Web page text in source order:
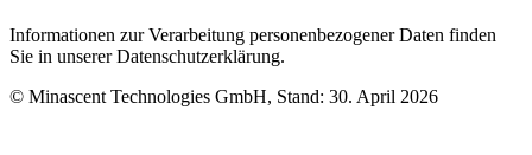
Informationen zur Verarbeitung personenbezogener Daten finden
Sie in unserer Datenschutzerklärung.
© Minascent Technologies GmbH, Stand: 30. April 2026